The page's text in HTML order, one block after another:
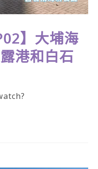
】大埔海
港和白石